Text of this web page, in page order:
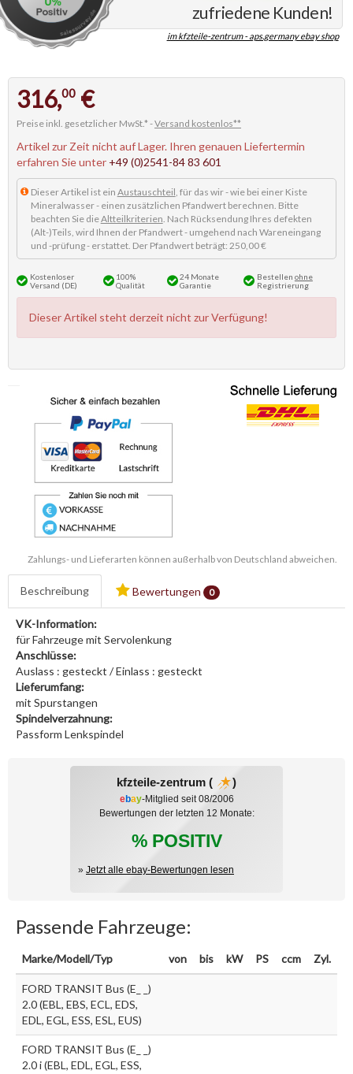
zufriedene Kunden!
im kfzteile-zentrum - aps.germany ebay shop
316,00 €
Preise inkl. gesetzlicher MwSt.* -Versand kostenlos**
Artikel zur Zeit nicht auf Lager. Ihren genauen Liefertermin
erfahren Sie unter +49 (0)2541-84 83 601
Dieser Artikel ist ein Austauschteil, für das wir - wie bei einer Kiste
Mineralwasser - einen zusätzlichen Pfandwert berechnen. Bitte
beachten Sie dieAltteilkriterien. Nach Rücksendung Ihres defekten
(Alt-)Teils, wird Ihnen der Pfandwert - umgehend nach Wareneingang
und -prüfung - erstattet. Der Pfandwert beträgt: 250,00 €
Kostenloser
Versand (DE)
100%
Qualität
24 Monate
Garantie
Bestellen ohne
Registrierung
Dieser Artikel steht derzeit nicht zur Verfügung!
Zahlungs- und Lieferarten können außerhalb von Deutschland abweichen.
Beschreibung Bewertungen 0
VK-Information:
für Fahrzeuge mit Servolenkung
Anschlüsse:
Auslass : gesteckt / Einlass : gesteckt
Lieferumfang:
mit Spurstangen
Spindelverzahnung:
Passform Lenkspindel
kfzteile-zentrum ( )
ebay-Mitglied seit 08/2006
Bewertungen der letzten 12 Monate:
% POSITIV
» Jetzt alle ebay-Bewertungen lesen
Passende Fahrzeuge:
Marke/Modell/Typ von bis kW PS ccm Zyl.
FORD TRANSIT Bus (E_ _)
2.0 (EBL, EBS, ECL, EDS,
EDL, EGL, ESS, ESL, EUS)
FORD TRANSIT Bus (E_ _)
2.0 i (EBL, EDL, EGL, ESS,